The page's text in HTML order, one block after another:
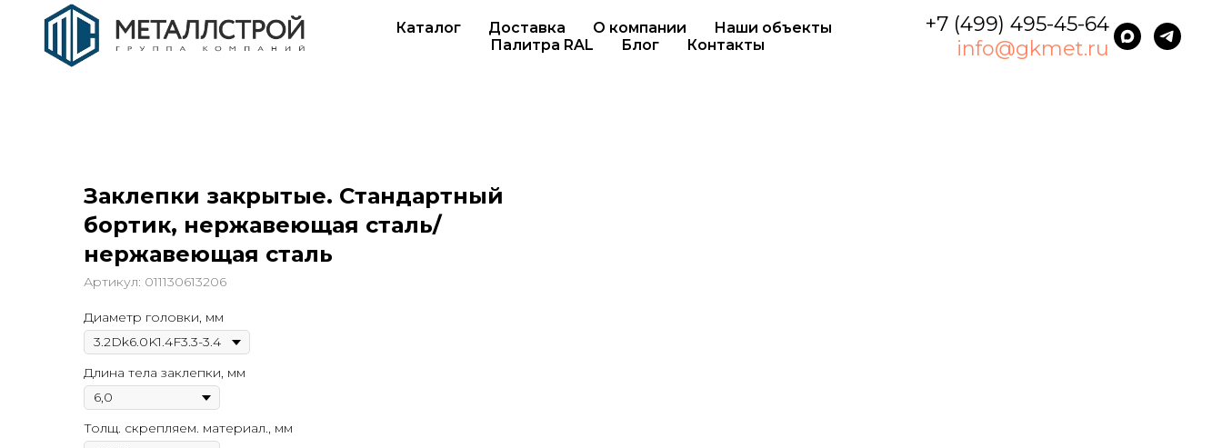
Каталог Доставка О компании
Наши объекты
Палитра RAL
Блог Контакты
+7 (499) 495-45-64
info@gkmet.ru
Заклепки закрытые. Стандартный
бортик, нержавеющая сталь/
нержавеющая сталь
Артикул: 011130613206
Диаметр головки, мм
Длина тела заклепки, мм
Толщ. скрепляем. материал., мм